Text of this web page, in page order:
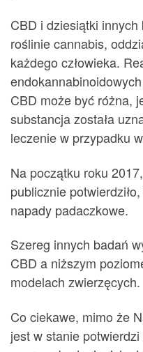
CBD i dziesiątki
roślinie cannabis,
każdego człowieka.
CBD może być różna,
substancja została
leczenie w przypadku
Na początku roku
publicznie
napady padaczkowe.
Szereg innych badań
CBD a niższym
modelach zwierzęcych.
Co ciekawe, mimo że
jest w stanie